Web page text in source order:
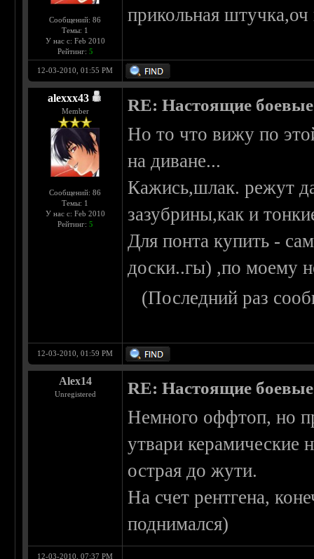
Сообщений: 86
Темы: 1
У нас с: Feb 2010
Рейтинг: 5
прикольная штучка,оч
12-03-2010, 01:55 PM
alexxx43
Member
Сообщений: 86
Темы: 1
У нас с: Feb 2010
Рейтинг: 5
RE: Настоящие
Но то что вижу по
на диване...
Кажись,шлак. режут
зазубрины,как и
Для понта купить -
доски..гы) ,по моему
(Последний раз
12-03-2010, 01:59 PM
Alex14
Unregistered RE: Настоящие
Немного оффтоп, но
утвари керамические
острая до жути.
На счет рентгена,
поднимался)
12-03-2010, 07:37 PM